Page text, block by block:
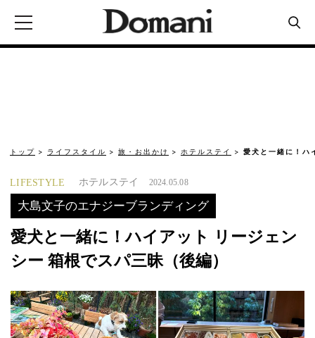
トップ ライフスタイル 旅・お出かけ ホテルステイ 愛犬と一緒に！ハ
LIFESTYLE ホテルステイ 2024.05.08
大島文子のエナジーブランディング
愛犬と一緒に！ハイアット リージェン
シー 箱根でスパ三昧（後編）